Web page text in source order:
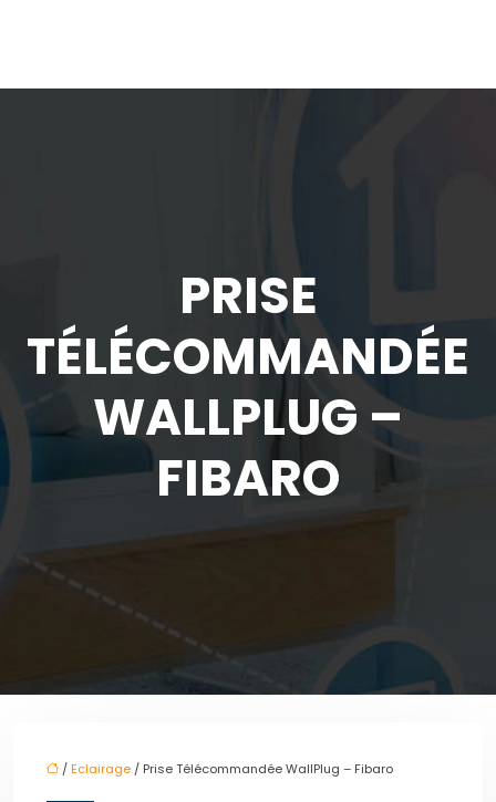
PRISE
TÉLÉCOMMANDÉE
WALLPLUG –
FIBARO
/Eclairage / Prise Télécommandée WallPlug – Fibaro